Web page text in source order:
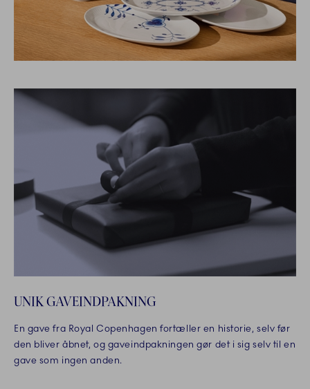
UNIK GAVEINDPAKNING
En gave fra Royal Copenhagen fortæller en historie, selv før
den bliver åbnet, og gaveindpakningen gør det i sig selv til en
gave som ingen anden.